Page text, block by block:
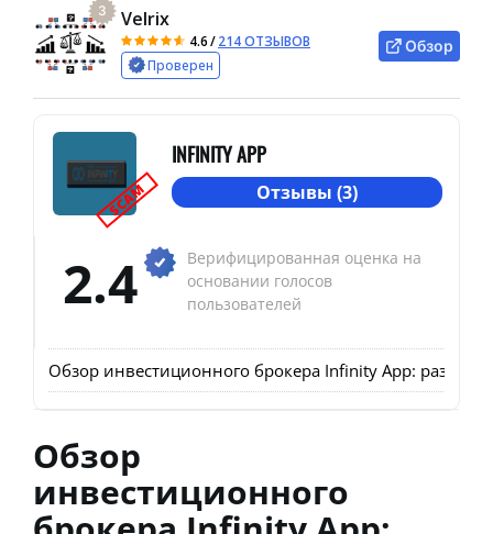
3 Velrix
4.6/214 ОТЗЫВОВ
Проверен
Обзор
SCAM
INFINITY APP
Отзывы (3)
2.4
Верифицированная оценка на
основании голосов
пользователей
Обзор инвестиционного брокера Infinity App: разбор
Обзор
инвестиционного